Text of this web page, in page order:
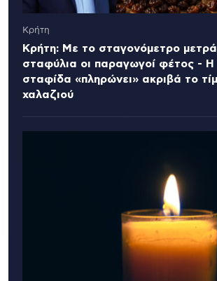
Κρήτη
Κρήτη: Με το σταγονόμετρο
σταφύλια οι παραγωγοί φέτος - Η
σταφίδα «πληρώνει» ακριβά το
χαλαζιού